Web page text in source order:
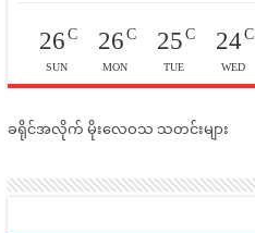
26 C
SUN
26 C
MON
25 C
TUE
24C
WED
ခရိုင်အလိုက် မိုးလေဝသ သတင်းများ